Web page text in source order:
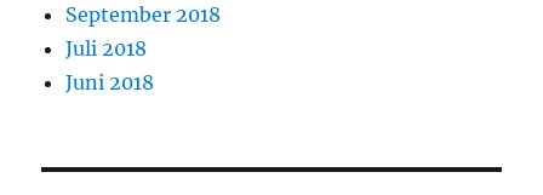
September 2018
Juli 2018
Juni 2018